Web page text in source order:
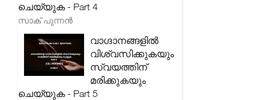
ചെയ്യുക - Part 4
സാക് പുന്നൻ
വാഗ്ദാനങ്ങളിൽ
വിശ്വസിക്കുകയും
സ്വയത്തിന്
മരിക്കുകയും
ചെയ്യുക - Part 5